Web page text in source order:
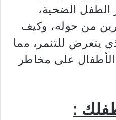
الضحية،
من حوله، وكيف
يتعرض للتنمر، مما
على مخاطر
: